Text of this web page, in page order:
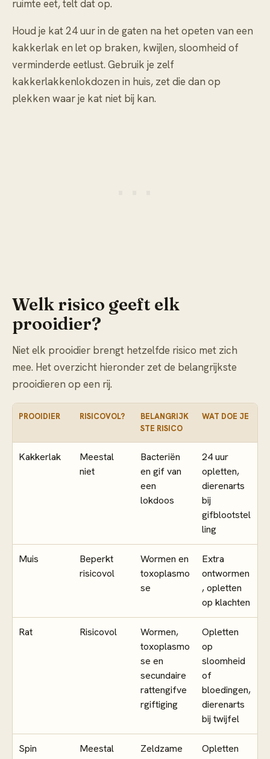
ruimte eet, telt dat op.
Houd je kat 24 uur in de gaten na het opeten van een
kakkerlak en let op braken, kwijlen, sloomheid of
verminderde eetlust. Gebruik je zelf
kakkerlakkenlokdozen in huis, zet die dan op
plekken waar je kat niet bij kan.
Welk risico geeft elk
prooidier?
Niet elk prooidier brengt hetzelfde risico met zich
mee. Het overzicht hieronder zet de belangrijkste
prooidieren op een rij.
PROOIDIER RISICOVOL?
BELANGRIJK
STE RISICO
WAT DOE JE
Kakkerlak
Meestal
niet
Bacteriën
en gif van
een
lokdoos
24 uur
opletten,
dierenarts
bij
gifblootstel
ling
Muis
Beperkt
risicovol
Wormen en
toxoplasmo
se
Extra
ontwormen
, opletten
op klachten
Rat Risicovol
Wormen,
toxoplasmo
se en
secundaire
rattengifve
rgiftiging
Opletten
op
sloomheid
of
bloedingen,
dierenarts
bij twijfel
Spin
Meestal
Zeldzame
Opletten